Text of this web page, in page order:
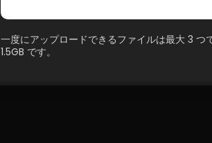
一度にアップロードできるファイルは最大 3
1.5GB です。